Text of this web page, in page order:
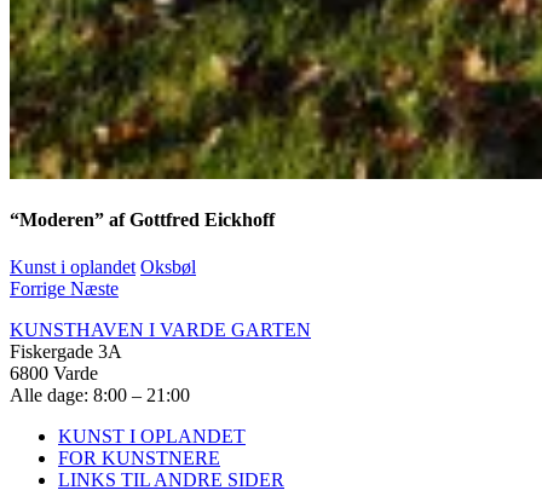
“Moderen” af Gottfred Eickhoff
Kunst i oplandet Oksbøl
Forrige Næste
KUNSTHAVEN I VARDE GARTEN
Fiskergade 3A
6800 Varde
Alle dage: 8:00 – 21:00
KUNST I OPLANDET
FOR KUNSTNERE
LINKS TIL ANDRE SIDER